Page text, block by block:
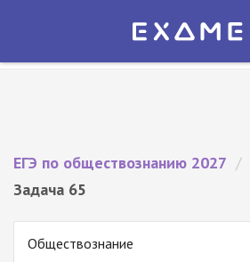
Экзамер — ЕГЭ 2027
ЕГЭ по обществознанию 2027 /
Задача 65
Обществознание